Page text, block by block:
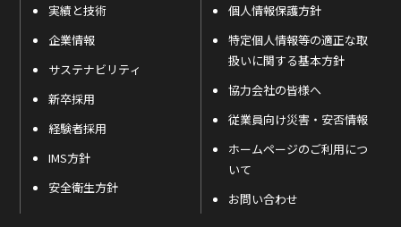
実績と技術
企業情報
サステナビリティ
新卒採用
経験者採用
IMS方針
安全衛生方針
個人情報保護方針
特定個人情報等の適正な取
扱いに関する基本方針
協力会社の皆様へ
従業員向け災害・安否情報
ホームページのご利用につ
いて
お問い合わせ